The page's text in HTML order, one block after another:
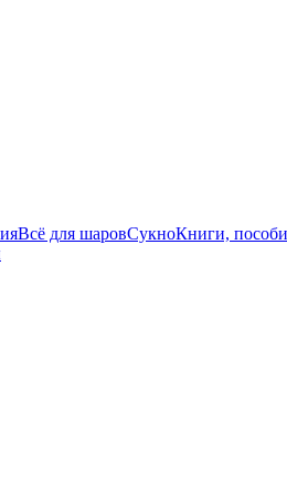
Всё для шаровСукноКниги,